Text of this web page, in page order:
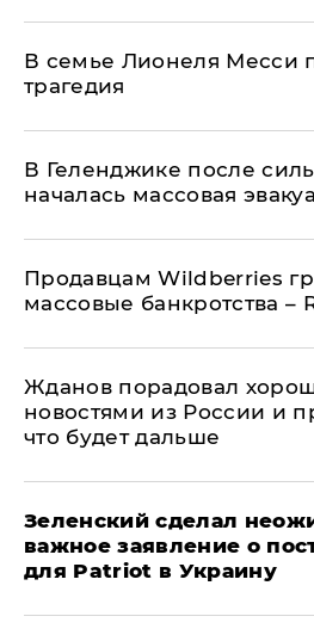
В семье Лионеля Месси
трагедия
В Геленджике после
началась массовая
Продавцам Wildberries
массовые банкротства –
Жданов порадовал
новостями из России и
что будет дальше
Зеленский сделал
важное заявление о
для Patriot в Украину